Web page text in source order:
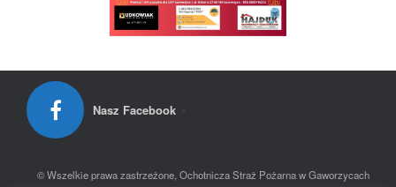
Nasz Facebook
© Wszelkie prawa zastrzeżone, Ochotnicza Straż Pożarna w Gaworzycach